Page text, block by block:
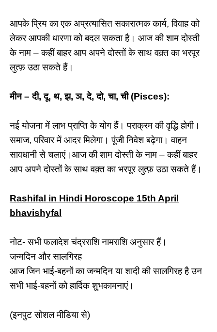
आपके प्रिय का एक अप्रत्यासित सकारात्मक कार्य, विवाह को
लेकर आपकी धारणा को बदल सकता है। आज की शाम दोस्ती
के नाम – कहीं बाहर आप अपने दोस्तों के साथ वक़्त का भरपूर
लुत्फ़ उठा सकते हैं।
मीन – दी, दू, थ, झ, ञ, दे, दो, चा, ची (Pisces):
नई योजना में लाभ प्राप्ति के योग हैं। पराक्रम की वृद्धि होगी।
समाज, परिवार में आदर मिलेगा। पूंजी निवेश बढ़ेगा। वाहन
सावधानी से चलाएं।आज की शाम दोस्ती के नाम – कहीं बाहर
आप अपने दोस्तों के साथ वक़्त का भरपूर लुत्फ़ उठा सकते हैं।
Rashifal in Hindi Horoscope 15th April
bhavishyfal
नोट- सभी फलादेश चंद्रराशि नामराशि अनुसार हैं।
जन्मदिन और सालगिरह
आज जिन भाई-बहनों का जन्मदिन या शादी की सालगिरह है उन
सभी भाई-बहनों को हार्दिक शुभकामनाएं।
(इनपुट सोशल मीडिया से)